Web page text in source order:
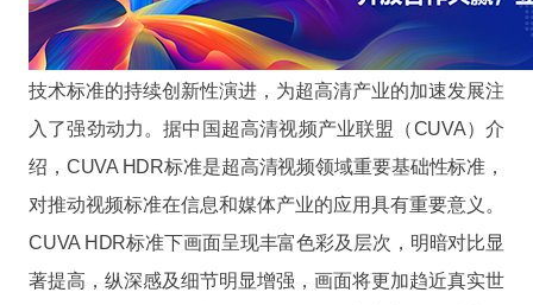
技术标准的持续创新性演进，为超高清产业的加速发展注
入了强劲动力。据中国超高清视频产业联盟（CUVA）介
绍，CUVA HDR标准是超高清视频领域重要基础性标准，
对推动视频标准在信息和媒体产业的应用具有重要意义。
CUVA HDR标准下画面呈现丰富色彩及层次，明暗对比显
著提高，纵深感及细节明显增强，画面将更加趋近真实世